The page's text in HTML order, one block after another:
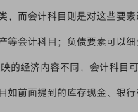
，而会计科目则是对这些要
等会计科目；负债要素可以
的经济内容不同，会计科目
如前面提到的库存现金、银